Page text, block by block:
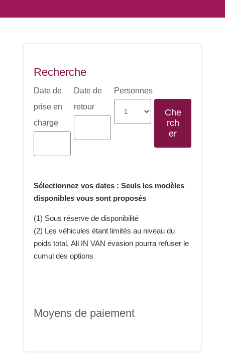
Recherche
Date de
prise en
charge
Date de
retour
Personnes
Sélectionnez vos dates : Seuls les modèles
disponibles vous sont proposés
(1) Sous réserve de disponibilité
(2) Les véhicules étant limités au niveau du
poids total, All IN VAN évasion pourra refuser le
cumul des options
Moyens de paiement